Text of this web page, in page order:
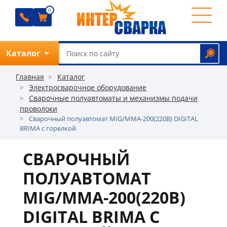
0
0 0 0
компании
Прайс
Отзывы
Оплата
Доставка
Каталог
Главная
Каталог
Электросварочное оборудование
Сварочные полуавтоматы и механизмы подачи
проволоки
Сварочный полуавтомат MIG/MMA-200(220В) DIGITAL
BRIMA с горелкой
СВАРОЧНЫЙ
ПОЛУАВТОМАТ
MIG/MMA-200(220В)
DIGITAL BRIMA С